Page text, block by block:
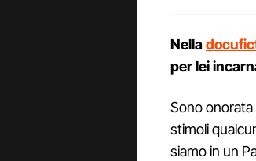
Nella
per lei
Sono
stimoli
siamo in un